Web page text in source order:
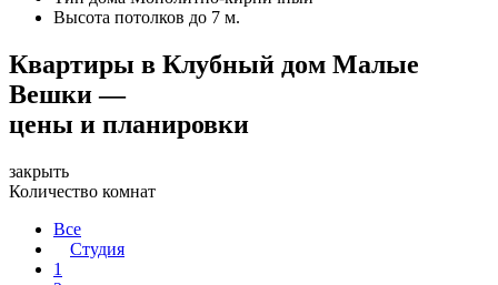
Высота потолков до 7 м.
Квартиры в Клубный дом Малые
Вешки —
цены и планировки
закрыть
Количество комнат
Все
Студия
1